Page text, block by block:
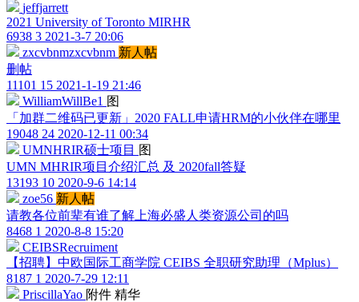
jeffjarrett
2021 University of Toronto MIRHR
6938 3 2021-3-7 20:06
zxcvbnmzxcvbnm 新人帖
删帖
11101 15 2021-1-19 21:46
WilliamWillBe1 图
「加群二维码已更新」2020 FALL申请HRM的小伙伴在哪里
19048 24 2020-12-11 00:34
UMNHRIR硕士项目 图
UMN MHRIR项目介绍汇总 及 2020fall答疑
13193 10 2020-9-6 14:14
zoe56 新人帖
请教各位前辈有谁了解上海必盛人类资源公司的吗
8468 1 2020-8-8 15:20
CEIBSRecruiment
【招聘】中欧国际工商学院 CEIBS 全职研究助理（Mplus）
8187 1 2020-7-29 12:11
PriscillaYao 附件 精华